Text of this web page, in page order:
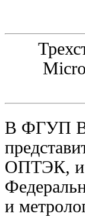
В ФГУП
ОПТЭК, и
и